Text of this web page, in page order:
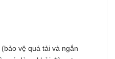
(bảo vệ quá tải và ngắn